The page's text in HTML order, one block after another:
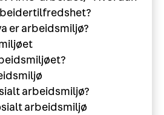
er arbeidsmiljø?
arbeidsmiljø?
arbeidsmiljø